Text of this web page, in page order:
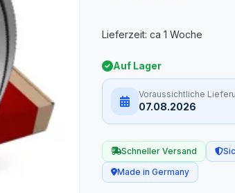
Auf Lager
Voraussichtliche
07.08.2026
Schneller Versand
Made in Germany